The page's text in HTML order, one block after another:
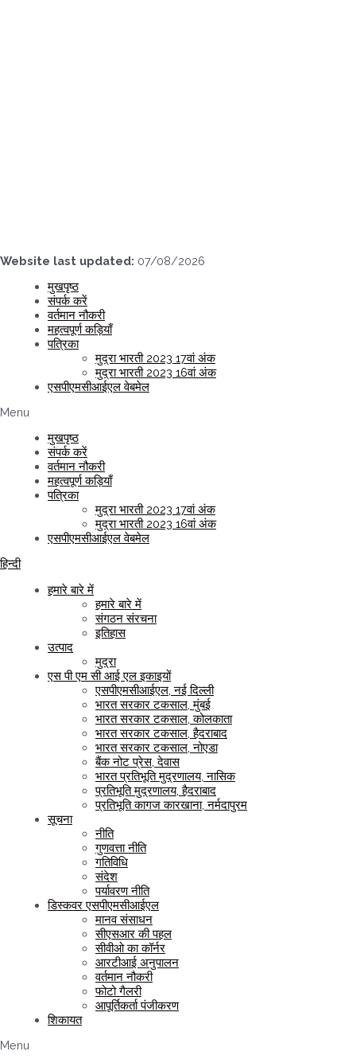
Website last updated: 07/08/2026
मुखपृष्ठ
संपर्क करें
वर्तमान नौकरी
महत्वपूर्ण कड़ियाँ
पत्रिका
मुद्रा भारती 2023 17वां अंक
मुद्रा भारती 2023 16वां अंक
एसपीएमसीआईएल वेबमेल
Menu
मुखपृष्ठ
संपर्क करें
वर्तमान नौकरी
महत्वपूर्ण कड़ियाँ
पत्रिका
मुद्रा भारती 2023 17वां अंक
मुद्रा भारती 2023 16वां अंक
एसपीएमसीआईएल वेबमेल
हिन्दी
हमारे बारे में
हमारे बारे में
संगठन संरचना
इतिहास
उत्पाद
मुद्रा
एस पी एम सी आई एल इकाइयों
एसपीएमसीआईएल, नई दिल्ली
भारत सरकार टकसाल, मुंबई
भारत सरकार टकसाल, कोलकाता
भारत सरकार टकसाल, हैदराबाद
भारत सरकार टकसाल, नोएडा
बैंक नोट प्रेस, देवास
भारत प्रतिभूति मुद्रणालय, नासिक
प्रतिभूति मुद्रणालय, हैदराबाद
प्रतिभूति कागज कारखाना, नर्मदापुरम
सूचना
नीति
गुणवत्ता नीति
गतिविधि
संदेश
पर्यावरण नीति
डिस्कवर एसपीएमसीआईएल
मानव संसाधन
सीएसआर की पहल
सीवीओ का कॉर्नर
आरटीआई अनुपालन
वर्तमान नौकरी
फोटो गैलरी
आपूर्तिकर्ता पंजीकरण
शिकायत
Menu